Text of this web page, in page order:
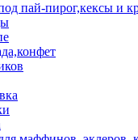
пай-пирог,кексы и